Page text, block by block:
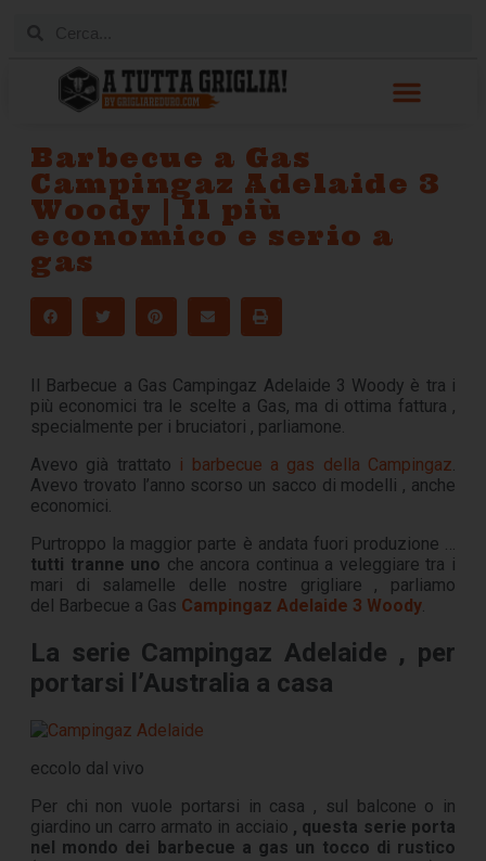
Barbecue a Gas
Campingaz Adelaide 3
Woody | Il più
economico e serio a
gas
Il Barbecue a Gas Campingaz Adelaide 3 Woody è tra i
più economici tra le scelte a Gas, ma di ottima fattura ,
specialmente per i bruciatori , parliamone.
Avevo già trattato i barbecue a gas della Campingaz.
Avevo trovato l’anno scorso un sacco di modelli , anche
economici.
Purtroppo la maggior parte è andata fuori produzione …
tutti tranne uno che ancora continua a veleggiare tra i
mari di salamelle delle nostre grigliare , parliamo
del Barbecue a Gas Campingaz Adelaide 3 Woody.
La serie Campingaz Adelaide , per
portarsi l’Australia a casa
eccolo dal vivo
Per chi non vuole portarsi in casa , sul balcone o in
giardino un carro armato in acciaio , questa serie porta
nel mondo dei barbecue a gas un tocco di rustico